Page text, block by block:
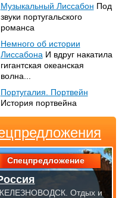
Музыкальный Лиссабон Под
звуки португальского
романса
Немного об истории
Лиссабона И вдруг накатила
гигантская океанская
волна...
Португалия. Портвейн
История портвейна
Спецпредложение
Отдых и